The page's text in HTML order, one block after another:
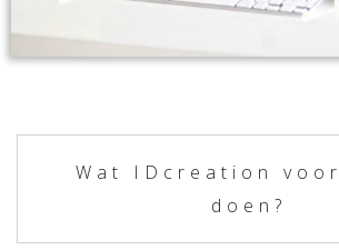
Wat IDcreation
doen?